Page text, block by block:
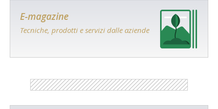
E-magazine
Tecniche, prodotti e servizi dalle aziende